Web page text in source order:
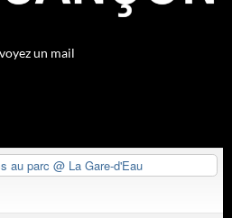
un mail
au parc @ La Gare-d'Eau